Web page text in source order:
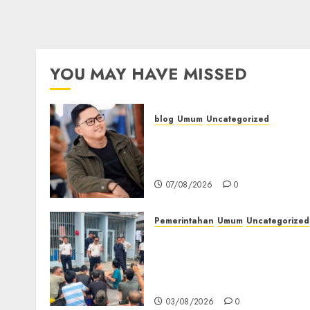
YOU MAY HAVE MISSED
blog Umum Uncategorized
07/08/2026 0
Pemerintahan Umum Uncategorized
03/08/2026 0